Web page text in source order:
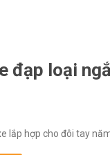
đạp loại
lắp hợp cho đôi tay